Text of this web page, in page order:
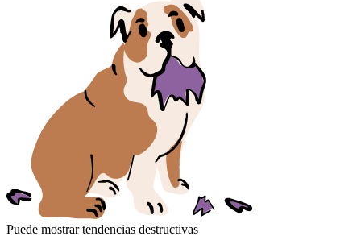
Puede mostrar tendencias destructivas